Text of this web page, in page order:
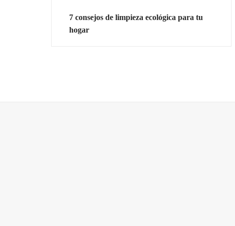
7 consejos de limpieza ecológica para tu
hogar